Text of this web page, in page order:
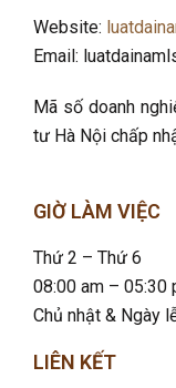
Website:
Email:
Mã số doanh
tư Hà Nội chấp
GIỜ LÀM VIỆC
Thứ 2 – Thứ 6
08:00 am – 05:30
Chủ nhật & Ngày
LIÊN KẾT